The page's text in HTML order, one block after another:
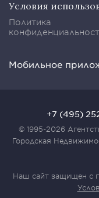
Условия
Политика
Мобильное
© 1995-2026
Городская
Наш сайт защищен с
+7 (495)